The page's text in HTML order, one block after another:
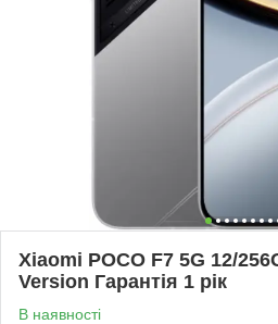
Xiaomi POCO F7 5G 12/
Version Гарантія 1 рік
В наявності